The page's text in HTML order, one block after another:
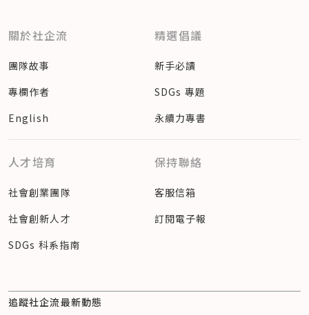
關於社企流
團隊故事
專欄作者
English
精選倡議
新手必讀
SDGs 專題
永續力專書
人才培育
社會創業團隊
社會創新人才
SDGs 科系指南
保持聯絡
客服信箱
訂閱電子報
追蹤社企流最新動態